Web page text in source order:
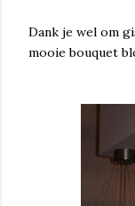
Dank je wel om
mooie bouquet